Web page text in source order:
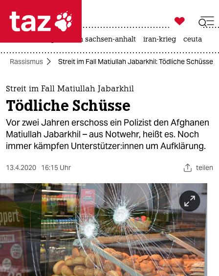
 taz zahl ich
taz zahl ich
themen
politik
öko
gesellschaft
sport
berlin
nord
wahrheit

taz zahl ich
landtagswahl in sachsen-anhalt iran-krieg ceuta
Rassismus Streit im Fall Matiullah Jabarkhil: Tödliche Schüsse
Streit im Fall Matiullah Jabarkhil
Tödliche Schüsse
Vor zwei Jahren erschoss ein Polizist den Afghanen
Matiullah Jabarkhil – aus Notwehr, heißt es. Noch
immer kämpfen Unterstützer:innen um Aufklärung.
13.4.2020 16:15 Uhr teilen